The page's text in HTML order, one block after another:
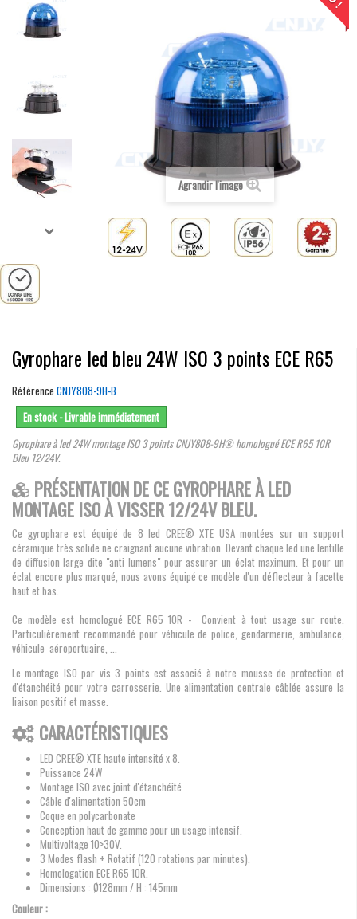
Agrandir l'image
Gyrophare led bleu 24W ISO 3 points ECE R65
Référence CNJY808-9H-B
En stock - Livrable immédiatement
Gyrophare à led 24W montage ISO 3 points CNJY808-9H® homologué ECE R65 10R
Bleu 12/24V.
PRÉSENTATION DE CE GYROPHARE À LED
MONTAGE ISO À VISSER 12/24V BLEU.
Ce gyrophare est équipé de 8 led CREE® XTE USA montées sur un support
céramique très solide ne craignant aucune vibration. Devant chaque led une lentille
de diffusion large dite "anti lumens" pour assurer un éclat maximum. Et pour un
éclat encore plus marqué, nous avons équipé ce modèle d'un déflecteur à facette
haut et bas.
Ce modèle est homologué ECE R65 10R - Convient à tout usage sur route.
Particulièrement recommandé pour véhicule de police, gendarmerie, ambulance,
véhicule aéroportuaire, ...
Le montage ISO par vis 3 points est associé à notre mousse de protection et
d'étanchéité pour votre carrosserie. Une alimentation centrale câblée assure la
liaison positif et masse.
CARACTÉRISTIQUES
LED CREE® XTE haute intensité x 8.
Puissance 24W
Montage ISO avec joint d'étanchéité
Câble d'alimentation 50cm
Coque en polycarbonate
Conception haut de gamme pour un usage intensif.
Multivoltage 10>30V.
3 Modes flash + Rotatif (120 rotations par minutes).
Homologation ECE R65 10R.
Dimensions : Ø128mm / H : 145mm
Couleur :